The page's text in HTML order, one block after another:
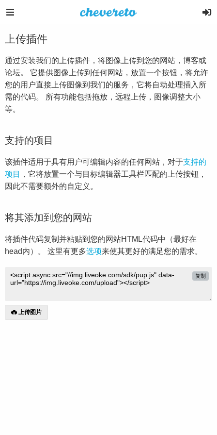
上传插件
通过安装我们的上传插件，将图像上传到您的网站，博客或
论坛。 它提供图像上传到任何网站，放置一个按钮，将允许
您的用户直接上传图像到我们的服务，它将自动处理插入所
需的代码。 所有功能包括拖放，远程上传，图像调整大小
等。
支持的项目
该插件适用于具有用户可编辑内容的任何网站，对于支持的
项目
，它将放置一个与目标编辑器工具栏匹配的上传按钮，
因此不需要额外的自定义。
将其添加到您的网站
将插件代码复制并粘贴到您的网站HTML代码中（最好在
head内）。 这里有更多选项来使其更好的满足您的需求。
复制
上传图片